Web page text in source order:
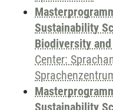
Sustainability
Biodiversity
Center:
Sustainability